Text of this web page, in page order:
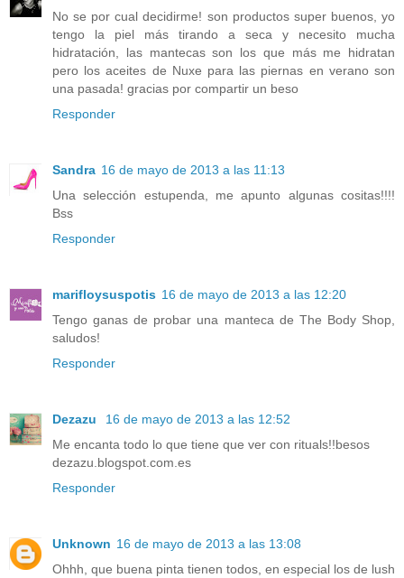
No se por cual decidirme! son productos super buenos, yo
tengo la piel más tirando a seca y necesito mucha
hidratación, las mantecas son los que más me hidratan
pero los aceites de Nuxe para las piernas en verano son
una pasada! gracias por compartir un beso
Responder
Sandra 16 de mayo de 2013 a las 11:13
Una selección estupenda, me apunto algunas cositas!!!!
Bss
Responder
marifloysuspotis 16 de mayo de 2013 a las 12:20
Tengo ganas de probar una manteca de The Body Shop,
saludos!
Responder
Dezazu
16 de mayo de 2013 a las 12:52
Me encanta todo lo que tiene que ver con rituals!!besos
dezazu.blogspot.com.es
Responder
Unknown 16 de mayo de 2013 a las 13:08
Ohhh, que buena pinta tienen todos, en especial los de lush